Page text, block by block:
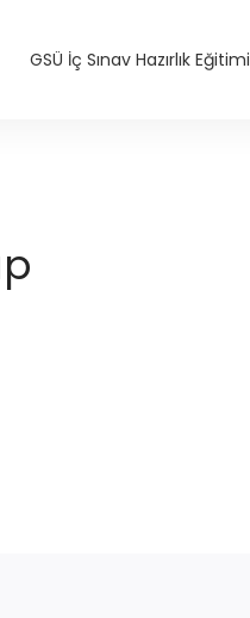
GSÜ İç Sınav Hazırlık Eğitimi